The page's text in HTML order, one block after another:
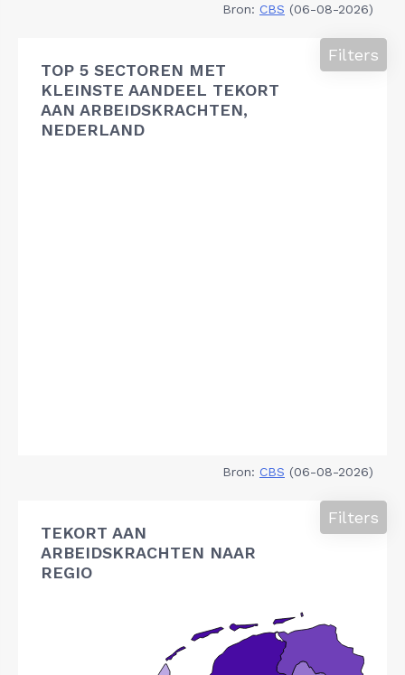
Bron: CBS (06-08-2026)
TOP 5 SECTOREN MET
KLEINSTE AANDEEL TEKORT
AAN ARBEIDSKRACHTEN,
NEDERLAND
Filters
Bron: CBS (06-08-2026)
TEKORT AAN
ARBEIDSKRACHTEN NAAR
REGIO
Filters